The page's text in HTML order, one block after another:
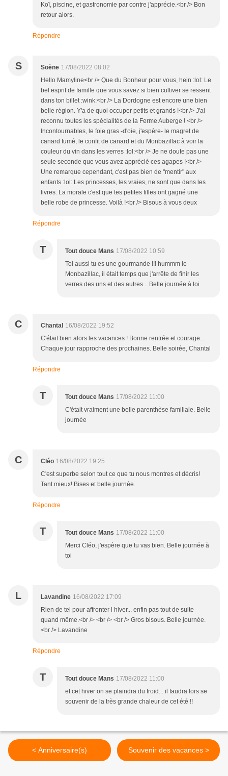
Koï, piscine, et gastronomie par contre j'apprécie.<br /> Bon
retour alors.
Répondre
S Soène 17/08/2022 08:02
Hello Mamyline<br /> Que du Bonheur pour vous, hein :lol: Le
bel esprit de famille que vous savez si bien cultiver se ressent
dans ton billet :wink:<br /> La Dordogne est encore une bien
belle région. Y'a de quoi occuper petits et grands !<br /> J'ai
reconnu toutes les spécialités de la Ferme Auberge ! <br />
Incontournables, le foie gras -d'oie, j'espère- le magret de
canard fumé, le confit de canard et du Monbazillac à voir la
couleur du vin dans les verres :lol:<br /> Je ne doute pas une
seule seconde que vous avez apprécié ces agapes !<br />
Une remarque cependant, c'est pas bien de "mentir" aux
enfants :lol: Les princesses, les vraies, ne sont que dans les
livres. La morale c'est que tes petites filles ont gagné une
belle robe de princesse. Voilà !<br /> Bisous à vous deux
Répondre
T Tout douce Mans 17/08/2022 10:59
Toi aussi tu es une gourmande !!! hummm le
Monbazillac, il était temps que j'arrête de finir les
verres des uns et des autres... Belle journée à toi
C Chantal 16/08/2022 19:52
C'était bien alors les vacances ! Bonne rentrée et courage...
Chaque jour rapproche des prochaines. Belle soirée, Chantal
Répondre
T Tout douce Mans 17/08/2022 11:00
C'était vraiment une belle parenthèse familiale. Belle
journée
C Cléo 16/08/2022 19:25
C'est superbe selon tout ce que tu nous montres et décris!
Tant mieux! Bises et belle journée.
Répondre
T Tout douce Mans 17/08/2022 11:00
Merci Cléo, j'espère que tu vas bien. Belle journée à
toi
L Lavandine 16/08/2022 17:09
Rien de tel pour affronter l hiver... enfin pas tout de suite
quand même.<br /> <br /> <br /> Gros bisous. Belle journée.
<br /> Lavandine
Répondre
T Tout douce Mans 17/08/2022 11:00
et cet hiver on se plaindra du froid... il faudra lors se
souvenir de la très grande chaleur de cet été !!
< Anniversaire(s) Souvenir des vacances >